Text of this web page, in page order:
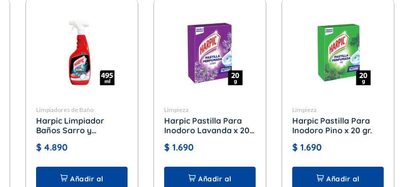
Limpiadores de Baño
Harpic Limpiador
Baños Sarro y
ml. Gatillo
$ 4.890
Añadir al
Limpieza
Harpic Pastilla Para
Inodoro Lavanda x 20
$ 1.690
Añadir al
Limpieza
Harpic Pastilla Para
Inodoro Pino x 20 gr.
$ 1.690
Añadir al